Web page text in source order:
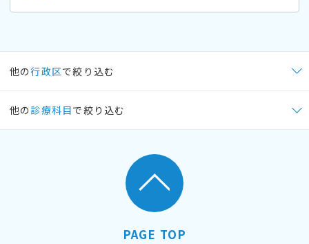
他の行政区で絞り込む
他の 診療科目で絞り込む
PAGE TOP